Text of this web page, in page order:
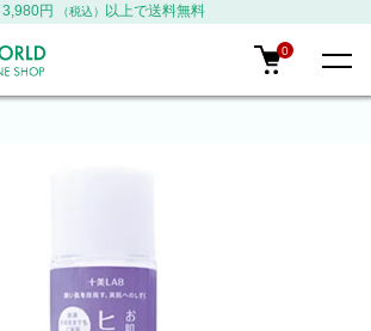
3,980円 （税込） 以上で送料無料
0